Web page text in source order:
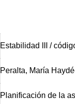
Estabilidad III /
Peralta, María
Planificación de la